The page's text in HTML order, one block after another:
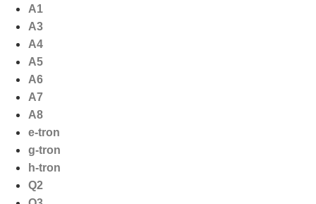
naar
inhoud
A1
A3
A4
A5
A6
A7
A8
e-tron
g-tron
h-tron
Q2